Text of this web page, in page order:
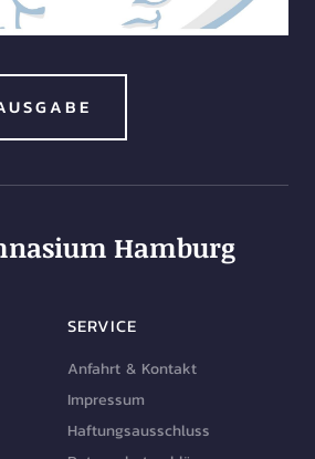
Hamburg
SERVICE
Anfahrt & Kontakt
Impressum
Haftungsausschluss